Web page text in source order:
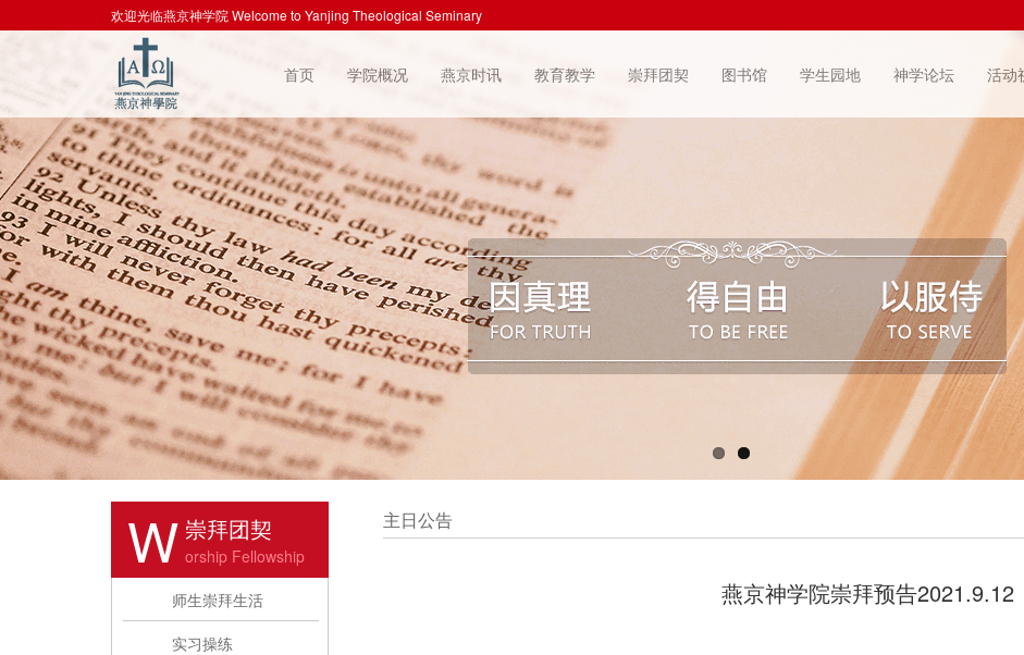
欢迎光临燕京神学院 Welcome to Yanjing Theological Seminary
首页 学院概况 燕京时讯 教育教学 崇拜团契 图书馆 学生园地 神学论坛 活动
W 崇拜团契
orship Fellowship
师生崇拜生活
实习操练
主日公告
燕京神学院崇拜预告2021.9.12